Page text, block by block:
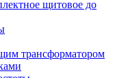
щитовое до
трансформатором